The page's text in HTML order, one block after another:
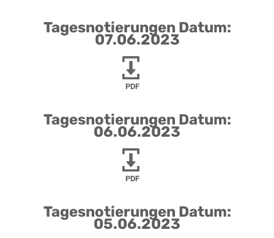
Tagesnotierungen Datum:
07.06.2023
PDF
Tagesnotierungen Datum:
06.06.2023
PDF
Tagesnotierungen Datum:
05.06.2023